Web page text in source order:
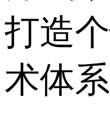
打造
术体系